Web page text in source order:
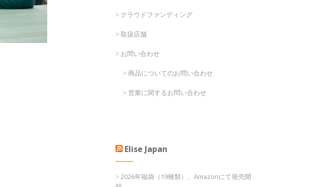
クラウドファンディング
取扱店舗
お問い合わせ
商品についてのお問い合わせ
営業に関するお問い合わせ
Elise Japan
2026年福袋（19種類）、Amazonにて発売開